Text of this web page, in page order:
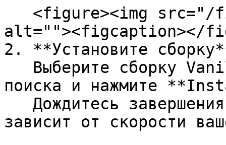
alt=""><figcaption></
2. **Установите
поиска и нажмите
зависит от скорости